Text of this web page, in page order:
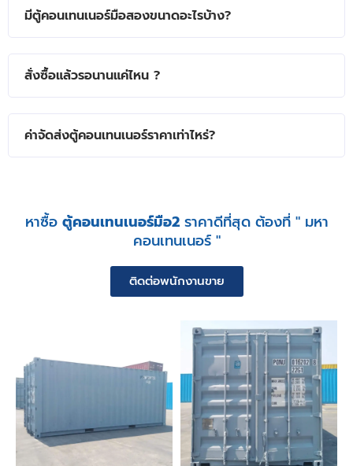
มีตู้คอนเทนเนอร์มือสองขนาดอะไรบ้าง?
สั่งซื้อแล้วรอนานแค่ไหน ?
ค่าจัดส่งตู้คอนเทนเนอร์ราคาเท่าไหร่?
หาซื้อ ตู้คอนเทนเนอร์มือ2ราคาดีที่สุด ต้องที่ " มหา
คอนเทนเนอร์ "
ติดต่อพนักงานขาย